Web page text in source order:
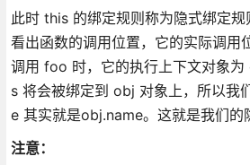
此时 this 的绑定规则称为隐式绑定
看出函数的调用位置，它的实际调用
调用 foo 时，它的执行上下文对象
s 将会被绑定到 obj 对象上，所以我
e 其实就是obj.name。这就是我们的
注意：